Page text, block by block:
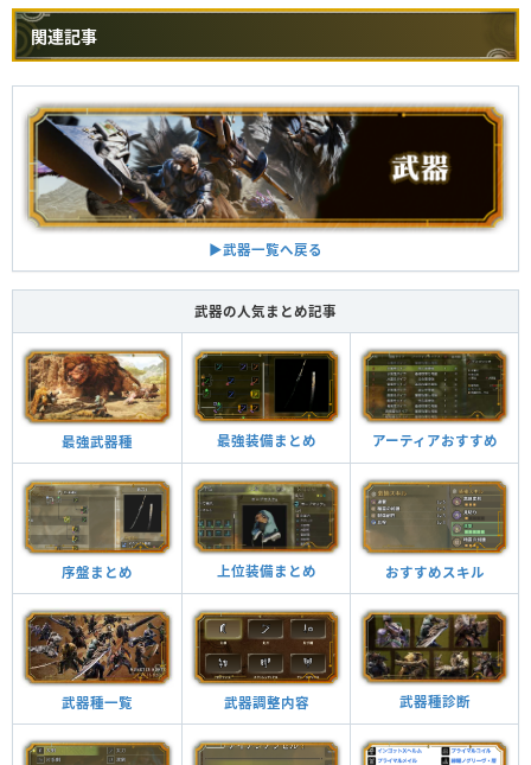
関連記事
▶︎武器一覧へ戻る
武器の人気まとめ記事
最強武器種 最強装備まとめ アーティアおすすめ
序盤まとめ 上位装備まとめ おすすめスキル
武器種一覧 武器調整内容 武器種診断